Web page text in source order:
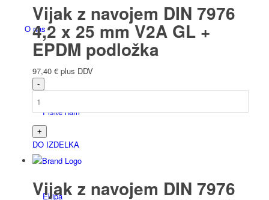
O nas
Pišite nam
Ekipa
Vijak z navojem DIN 7976
4,2 x 25 mm V2A GL +
EPDM podložka
97,40 € plus DDV
DO IZDELKA
Vijak z navojem DIN 7976